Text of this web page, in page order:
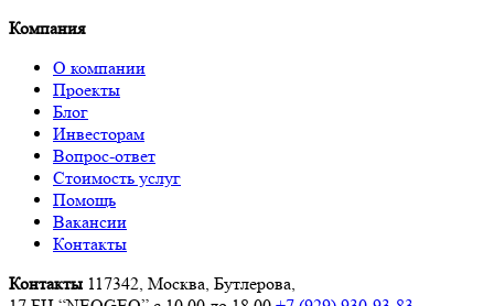
Компания
О компании
Проекты
Блог
Инвесторам
Вопрос-ответ
Стоимость услуг
Помощь
Вакансии
Контакты
Контакты 117342, Москва, Бутлерова,